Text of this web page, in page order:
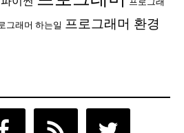
프로그래
그래머 하는일 프로그래머 환경